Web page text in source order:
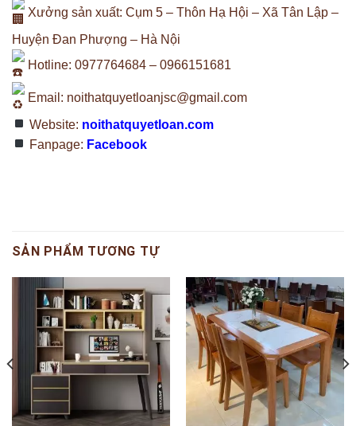
Xưởng sản xuất: Cụm 5 – Thôn Hạ Hội – Xã Tân Lập –
Huyện Đan Phượng – Hà Nội
Hotline: 0977764684 – 0966151681
Email: noithatquyetloanjsc@gmail.com
Website: noithatquyetloan.com
Fanpage: Facebook
SẢN PHẨM TƯƠNG TỰ